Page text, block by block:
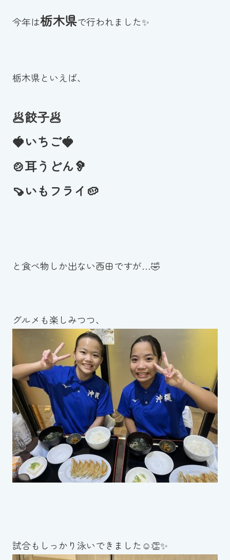
今年は栃木県で行われました✨
栃木県といえば、
🥟餃子🥟
🍓いちご🍓
🍲耳うどん🦻
🍠いもフライ🥔
と食べ物しか出ない西田ですが…🤣
グルメも楽しみつつ、
試合もしっかり泳いできました☺️👏✨